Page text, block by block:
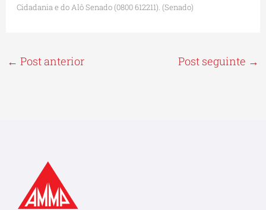
Cidadania e do Alô Senado (0800 612211). (Senado)
← Post anterior Post seguinte →